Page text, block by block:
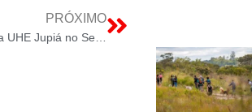
PRÓXIMO